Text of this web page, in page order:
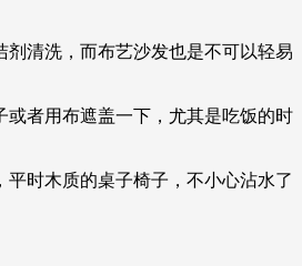
清洗，而布艺沙发也是不可以轻易
者用布遮盖一下，尤其是吃饭的时
时木质的桌子椅子，不小心沾水了